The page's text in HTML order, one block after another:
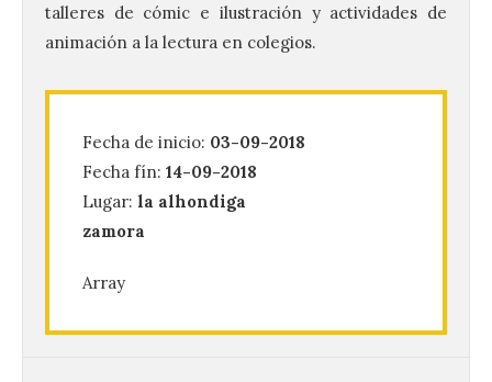
talleres de cómic e ilustración y actividades de
animación a la lectura en colegios.
Fecha de inicio: 03-09-2018
Fecha fín: 14-09-2018
Lugar: la alhondiga
zamora
Array
La UPSA impulsa la
Concurso Internacional de
Composición Coral Sacra
8 Ago 2026
Pontificia de Salamanca